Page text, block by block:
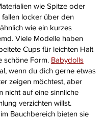
wie Spitze oder
fallen locker über den
wie ein kurzes
Viele Modelle haben
Cups für leichten Halt
schöne Form. Babydolls
wenn du dich gerne etwas
zeigen möchtest, aber
nicht auf eine sinnliche
verzichten willst.
Bauchbereich bieten sie